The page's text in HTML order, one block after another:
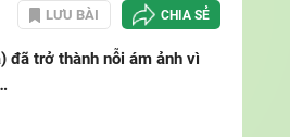
LƯU BÀI CHIA SẺ
đã trở thành nỗi ám ảnh vì